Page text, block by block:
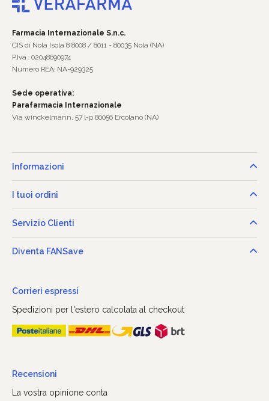
Farmacia Internazionale S.n.c.
CIS di Nola Isola 8 8008 / 8011 - 80035 Nola (NA)
P.Iva : 02048690974
Numero REA: NA-929325
Sede operativa:
Parafarmacia Internazionale
Via winckelmann, 57 l-p 80056 Ercolano (NA)
Informazioni
I tuoi ordini
Servizio Clienti
Diventa FANSave
Corrieri espressi
Spedizioni per l'estero calcolata al checkout
Recensioni
La vostra opinione conta